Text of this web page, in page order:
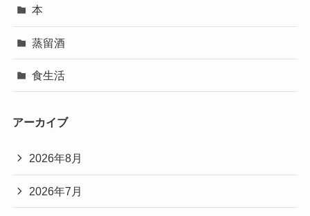
本
蒸留酒
食生活
アーカイブ
2026年8月
2026年7月